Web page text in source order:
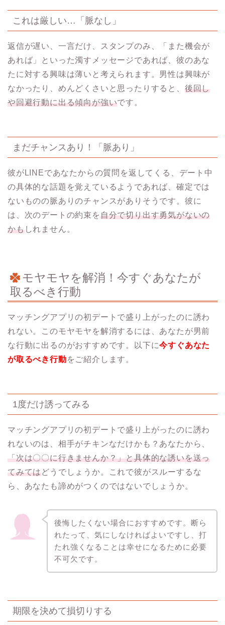
これは厳しい…「脈なし」
返信が遅い、一言だけ、スタンプのみ、「また機会が
あれば」といった濁すメッセージであれば、彼のあな
たに対する興味は薄いと考えられます。男性は興味が
なかったり、めんどくさいと思ったりすると、 後回し
や回避行動に出る傾向が強いです。
まだチャンスあり！「脈あり」
彼がLINEであなたからの質問を返してくる、デート中
の具体的な話題を覚えているようであれば、確定では
ないものの脈ありのチャンスがありそうです。彼に
は、次のデートの約束を自分で切り出す勇気がないの
かもしれません。
モヤモヤを解消！今すぐあなたが
取るべき行動
マッチングアプリの初デートで盛り上がったのに誘わ
れない。このモヤモヤを解消するには、あなたが男前
な行動に出るのがおすすめです。以下に今すぐあなた
が取るべき行動をご紹介します。
1度だけ誘ってみる
マッチングアプリの初デートで盛り上がったのに誘わ
れないのは、相手がチキンなだけかも？あなたから、
「次は〇〇に行きませんか？」と具体的な誘いを送っ
てみてはどうでしょうか。これで彼がスルーするな
ら、あなたも諦めがつくのではないでしょうか。
後悔したくない場合におすすめです。断ら
れたって、気にしなければよいですし、打
たれ強くなることは幸せになるために必要
不可欠です。
期限を決めて損切りする